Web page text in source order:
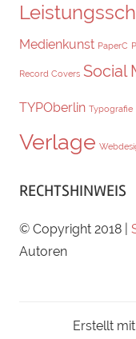
Medienkunst PaperC
Record Covers Social
TYPOberlin Typografie
Verlage
RECHTSHINWEIS
© Copyright 2018 |
Autoren
Erstellt mit